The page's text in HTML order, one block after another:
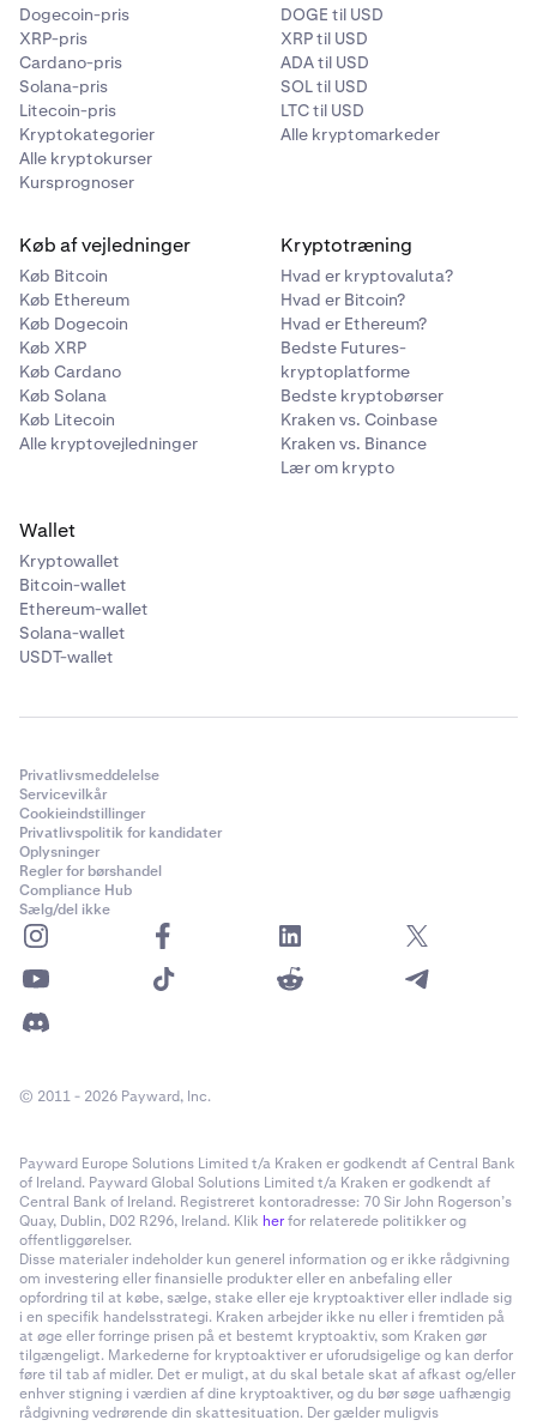
Chainlink
LINK
10%
Cosmos
ATOM
10%
Curve DAO Token
CRV
Ethena
ENA
10%
ONDO
10,00%
Sei
SEI
10%
TRX
dogwifhat
WIF
20%
Fartcoin
GLDx
20,00%
100.000 $
Circle Internet Group, Inc.
30,00%
100.000 $
Bemærk: xStocks er ikke tilgængelige for amerikanske
klienter og kan derfor ikke bruges af amerikanske
klienter som sikkerhedsstillelse.
Dogecoin-pris
XRP-pris
Cardano-pris
Solana-pris
Litecoin-pris
Kryptokategorier
Alle kryptokurser
Kursprognoser
DOGE til USD
XRP til USD
ADA til USD
SOL til USD
LTC til USD
Alle kryptomarkeder
Køb af vejledninger
Køb Bitcoin
Køb Ethereum
Køb Dogecoin
Køb XRP
Køb Cardano
Køb Solana
Køb Litecoin
Alle kryptovejledninger
Kryptotræning
Hvad er kryptovaluta?
Hvad er Bitcoin?
Hvad er Ethereum?
Bedste Futures-
kryptoplatforme
Bedste kryptobørser
Kraken vs. Coinbase
Kraken vs. Binance
Lær om krypto
Wallet
Kryptowallet
Bitcoin-wallet
Ethereum-wallet
Solana-wallet
USDT-wallet
Privatlivsmeddelelse
Servicevilkår
Cookieindstillinger
Privatlivspolitik for kandidater
Oplysninger
Regler for børshandel
Compliance Hub
Sælg/del ikke
© 2011 - 2026 Payward, Inc.
Payward Europe Solutions Limited t/a Kraken er godkendt af Central Bank
of Ireland. Payward Global Solutions Limited t/a Kraken er godkendt af
Central Bank of Ireland. Registreret kontoradresse: 70 Sir John Rogerson’s
Quay, Dublin, D02 R296, Ireland. Klik herfor relaterede politikker og
offentliggørelser.
Disse materialer indeholder kun generel information og er ikke rådgivning
om investering eller finansielle produkter eller en anbefaling eller
opfordring til at købe, sælge, stake eller eje kryptoaktiver eller indlade sig
i en specifik handelsstrategi. Kraken arbejder ikke nu eller i fremtiden på
at øge eller forringe prisen på et bestemt kryptoaktiv, som Kraken gør
tilgængeligt. Markederne for kryptoaktiver er uforudsigelige og kan derfor
føre til tab af midler. Det er muligt, at du skal betale skat af afkast og/eller
enhver stigning i værdien af dine kryptoaktiver, og du bør søge uafhængig
rådgivning vedrørende din skattesituation. Der gælder muligvis